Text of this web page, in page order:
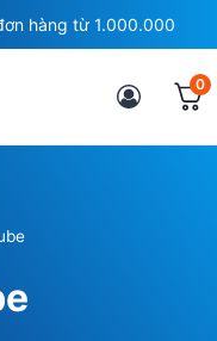
hàng từ 1.000.000
0